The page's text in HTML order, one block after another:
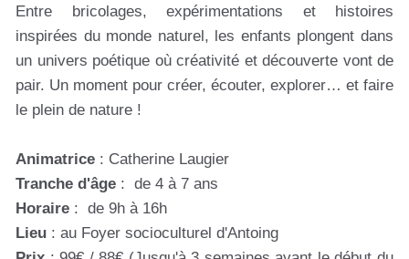
Entre bricolages, expérimentations et histoires
inspirées du monde naturel, les enfants plongent dans
un univers poétique où créativité et découverte vont de
pair. Un moment pour créer, écouter, explorer… et faire
le plein de nature !
Animatrice : Catherine Laugier
Tranche d'âge : de 4 à 7 ans
Horaire : de 9h à 16h
Lieu : au Foyer socioculturel d'Antoing